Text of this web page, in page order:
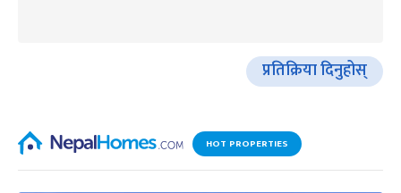
प्रतिक्रिया दिनुहोस्
HOT PROPERTIES